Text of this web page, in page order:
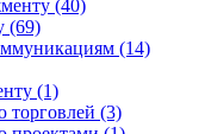
(40)
(69)
(14)
(1)
торговлей (3)